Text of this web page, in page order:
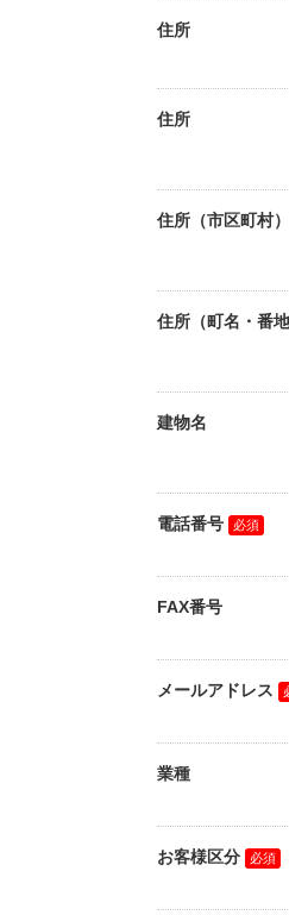
住所
住所
住所（市区町村）
住所（町名・番
建物名
電話番号
FAX番号
メールアドレス
業種
お客様区分